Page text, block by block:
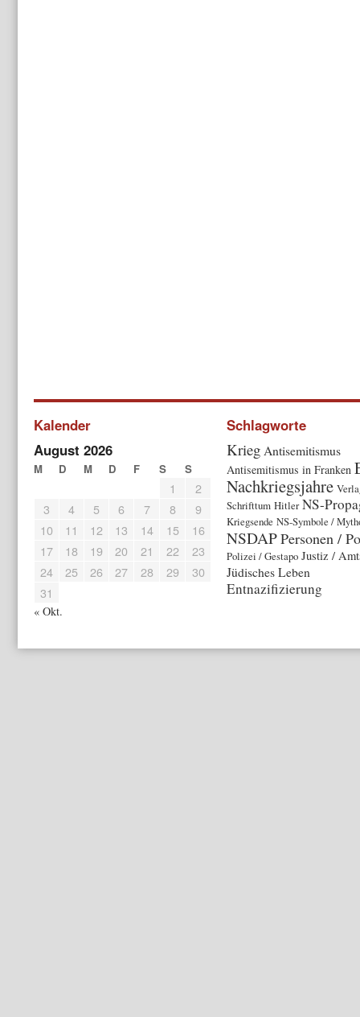
Kalender
August 2026
M D M D F S S
1
2
3
4 5 6 7 8
9
10
11 12 13 14 15
16
17
18 19 20 21 22
23
24
25 26 27 28 29
30
31
« Okt.
Schlagworte
Krieg Antisemitismus
Antisemitismus in Franken
Nachkriegsjahre
Schrifttum Hitler NS-
Kriegsende NS-Symbole /
NSDAPPersonen /
Polizei / Gestapo Justiz /
Jüdisches Leben
Entnazifizierung